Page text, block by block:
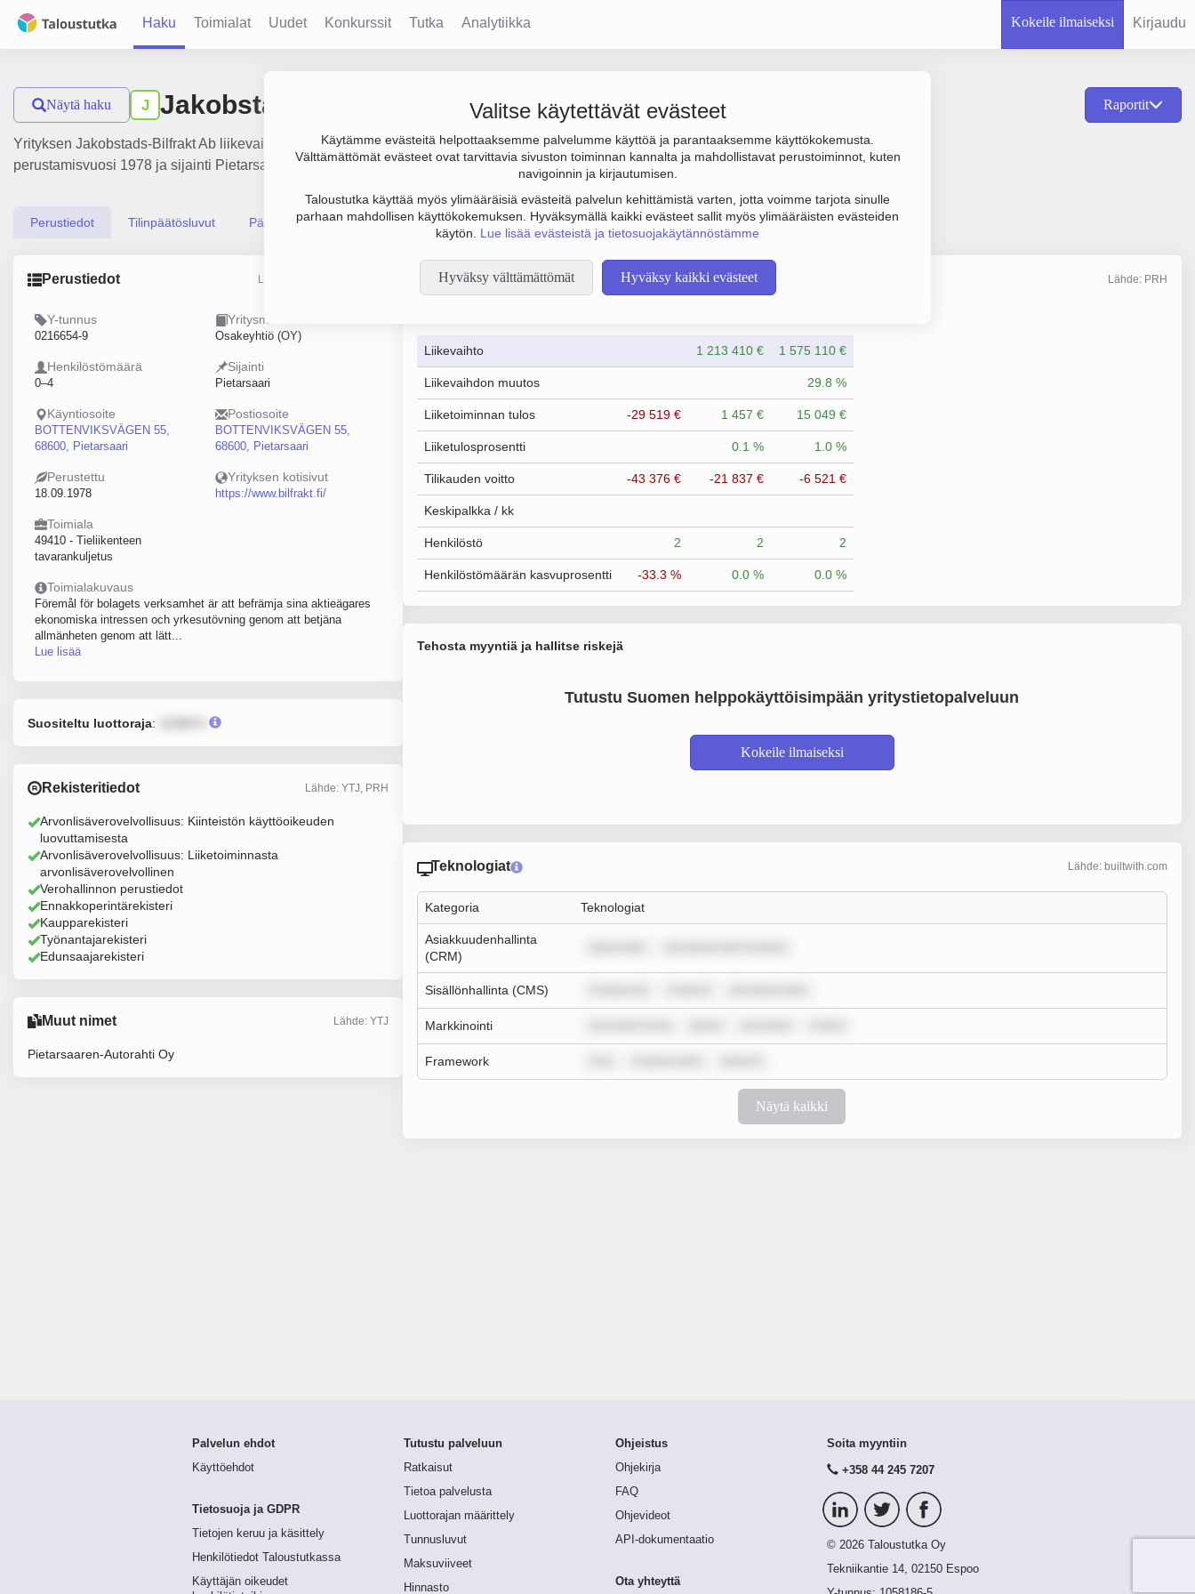
Haku Toimialat Uudet Konkurssit Tutka Analytiikka Kokeile ilmaiseksi Kirjaudu
Valitse käytettävät evästeet
Käytämme evästeitä helpottaaksemme palvelumme käyttöä ja parantaaksemme käyttökokemusta.
Välttämättömät evästeet ovat tarvittavia sivuston toiminnan kannalta ja mahdollistavat perustoiminnot, kuten
navigoinnin ja kirjautumisen.
Taloustutka käyttää myös ylimääräisiä evästeitä palvelun kehittämistä varten, jotta voimme tarjota sinulle
parhaan mahdollisen käyttökokemuksen. Hyväksymällä kaikki evästeet sallit myös ylimääräisten evästeiden
käytön. Lue lisää evästeistä ja tietosuojakäytännöstämme
Hyväksy välttämättömät Hyväksy kaikki evästeet
Näytä haku J Jakobstads-Bilfrakt Ab Raportit
Yrityksen Jakobstads-Bilfrakt Ab liikevaihto on 1.6 milj. €, tulos 15 000 € ja henkilöstömäärä 2. Sen päätoimiala on Tieliikenteen tavarankuljetus,
perustamisvuosi 1978 ja sijainti Pietarsaari. Yrityksen yhtiömuoto Osakeyhtiö (OY).
Perustiedot Tilinpäätösluvut Päättäjätiedot
Perustiedot Lähde: YTJ, PRH, Traficom
Y-tunnus
0216654-9
Yritysmuoto
Osakeyhtiö (OY)
Henkilöstömäärä
0–4
Sijainti
Pietarsaari
Käyntiosoite
BOTTENVIKSVÄGEN 55,
68600, Pietarsaari
Postiosoite
BOTTENVIKSVÄGEN 55,
68600, Pietarsaari
Perustettu
18.09.1978
Yrityksen kotisivut
https://www.bilfrakt.fi/
Toimiala
49410 - Tieliikenteen
tavarankuljetus
Toimialakuvaus
Föremål för bolagets verksamhet är att befrämja sina aktieägares
ekonomiska intressen och yrkesutövning genom att betjäna
allmänheten genom att lätt...
Lue lisää
Suositeltu luottoraja:
Rekisteritiedot Lähde: YTJ, PRH
Arvonlisäverovelvollisuus: Kiinteistön käyttöoikeuden
luovuttamisesta
Arvonlisäverovelvollisuus: Liiketoiminnasta
arvonlisäverovelvollinen
Verohallinnon perustiedot
Ennakkoperintärekisteri
Kaupparekisteri
Työnantajarekisteri
Edunsaajarekisteri
Muut nimet Lähde: YTJ
Pietarsaaren-Autorahti Oy
Taloustiedot Lähde: PRH
Liikevaihto 1 213 410 € 1 575 110 €
Liikevaihdon muutos 29.8 %
Liiketoiminnan tulos -29 519 € 1 457 € 15 049 €
Liiketulosprosentti 0.1 % 1.0 %
Tilikauden voitto -43 376 € -21 837 € -6 521 €
Keskipalkka / kk
Henkilöstö 2 2 2
Henkilöstömäärän kasvuprosentti -33.3 % 0.0 % 0.0 %
Tehosta myyntiä ja hallitse riskejä
Tutustu Suomen helppokäyttöisimpään yritystietopalveluun
Kokeile ilmaiseksi
Teknologiat Lähde: builtwith.com
Kategoria Teknologiat
Asiakkuudenhallinta
(CRM)
Sisällönhallinta (CMS)
Markkinointi
Framework
Näytä kaikki
Palvelun ehdot
Käyttöehdot
Tietosuoja ja GDPR
Tietojen keruu ja käsittely
Henkilötiedot Taloustutkassa
Käyttäjän oikeudet
Tutustu palveluun
Ratkaisut
Tietoa palvelusta
Luottorajan määrittely
Tunnusluvut
Maksuviiveet
Hinnasto
Ohjeistus
Ohjekirja
FAQ
Ohjevideot
API-dokumentaatio
Ota yhteyttä
Soita myyntiin
+358 44 245 7207
© 2026 Taloustutka Oy
Tekniikantie 14, 02150 Espoo